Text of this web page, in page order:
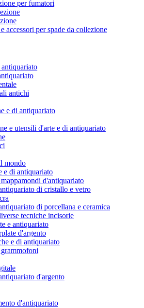
per fumatori
accessori per spade da collezione
antichi
e di antiquariato
e utensili d'arte e di antiquariato
mondo
e di antiquariato
d'antiquariato
di cristallo e vetro
di porcellana e ceramica
tecniche incisorie
e antiquariato
d'argento
e di antiquariato
d'argento
d'antiquariato